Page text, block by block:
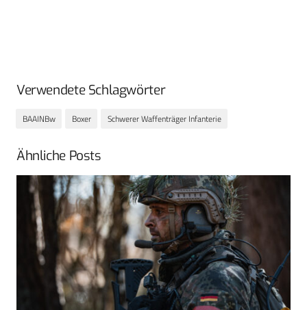
Verwendete Schlagwörter
BAAINBw Boxer Schwerer Waffenträger Infanterie
Ähnliche Posts